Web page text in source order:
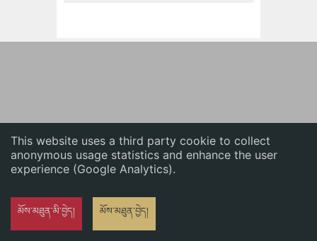
This website uses a third party cookie to collect
anonymous usage statistics and enhance the user
experience (Google Analytics).
མོས་མཐུན་མི་བྱེད། མོས་མཐུན་བྱེད།